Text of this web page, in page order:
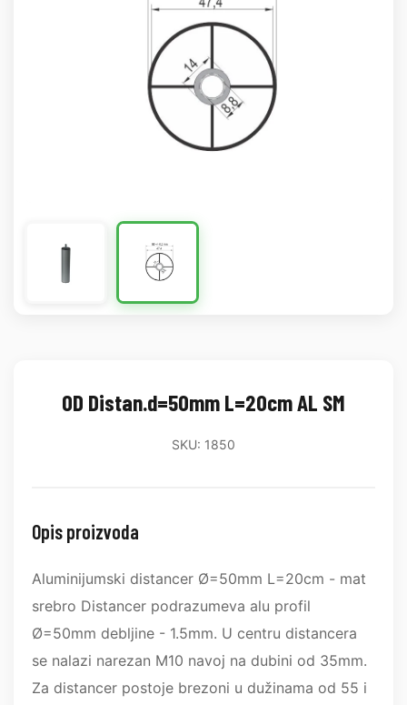
OD Distan.d=50mm L=20cm AL SM
SKU: 1850
Opis proizvoda
Aluminijumski distancer Ø=50mm L=20cm - mat
srebro Distancer podrazumeva alu profil
Ø=50mm debljine - 1.5mm. U centru distancera
se nalazi narezan M10 navoj na dubini od 35mm.
Za distancer postoje brezoni u dužinama od 55 i